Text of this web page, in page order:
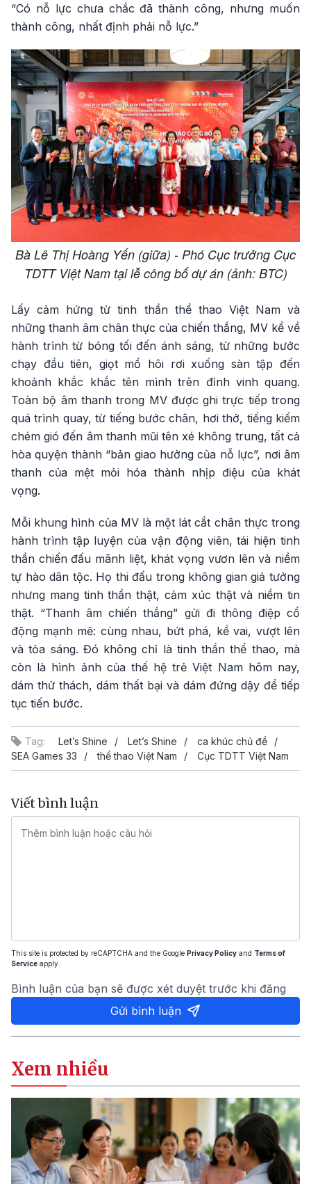
“Có nỗ lực chưa chắc đã thành công, nhưng muốn
thành công, nhất định phải nỗ lực.”
Bà Lê Thị Hoàng Yến (giữa) - Phó Cục trưởng Cục
TDTT Việt Nam tại lễ công bố dự án (ảnh: BTC)
Lấy cảm hứng từ tinh thần thể thao Việt Nam và
những thanh âm chân thực của chiến thắng, MV kể về
hành trình từ bóng tối đến ánh sáng, từ những bước
chạy đầu tiên, giọt mồ hôi rơi xuống sàn tập đến
khoảnh khắc khắc tên mình trên đỉnh vinh quang.
Toàn bộ âm thanh trong MV được ghi trực tiếp trong
quá trình quay, từ tiếng bước chân, hơi thở, tiếng kiếm
chém gió đến âm thanh mũi tên xé không trung, tất cả
hòa quyện thành “bản giao hưởng của nỗ lực”, nơi âm
thanh của mệt mỏi hóa thành nhịp điệu của khát
vọng.
Mỗi khung hình của MV là một lát cắt chân thực trong
hành trình tập luyện của vận động viên, tái hiện tinh
thần chiến đấu mãnh liệt, khát vọng vươn lên và niềm
tự hào dân tộc. Họ thi đấu trong không gian giả tưởng
nhưng mang tinh thần thật, cảm xúc thật và niềm tin
thật. “Thanh âm chiến thắng” gửi đi thông điệp cổ
động mạnh mẽ: cùng nhau, bứt phá, kề vai, vượt lên
và tỏa sáng. Đó không chỉ là tinh thần thể thao, mà
còn là hình ảnh của thế hệ trẻ Việt Nam hôm nay,
dám thử thách, dám thất bại và dám đứng dậy để tiếp
tục tiến bước.
Tag: Let’s Shine Let’s Shine
ca khúc chủ đề
SEA Games 33
thể thao Việt Nam Cục TDTT Việt Nam
Viết bình luận
This site is protected by reCAPTCHA and the Google Privacy Policy and Terms of
Service apply.
Bình luận của bạn sẽ được xét duyệt trước khi đăng
Gửi bình luận
Xem nhiều